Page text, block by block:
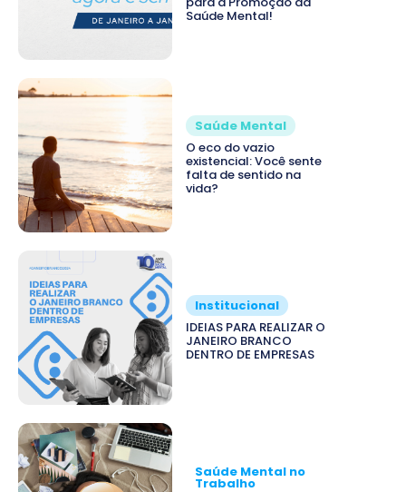
Saúde Mental!
Saúde Mental
O eco do vazio
existencial: Você sente
falta de sentido na
vida?
Institucional
IDEIAS PARA REALIZAR O
JANEIRO BRANCO
DENTRO DE EMPRESAS
Saúde Mental no
Trabalho